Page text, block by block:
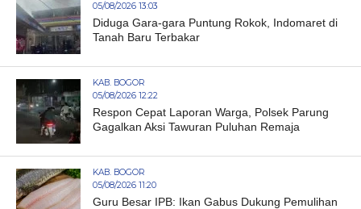
05/08/2026 13:03
Diduga Gara-gara Puntung Rokok, Indomaret di
Tanah Baru Terbakar
KAB. BOGOR
05/08/2026 12:22
Respon Cepat Laporan Warga, Polsek Parung
Gagalkan Aksi Tawuran Puluhan Remaja
KAB. BOGOR
05/08/2026 11:20
Guru Besar IPB: Ikan Gabus Dukung Pemulihan